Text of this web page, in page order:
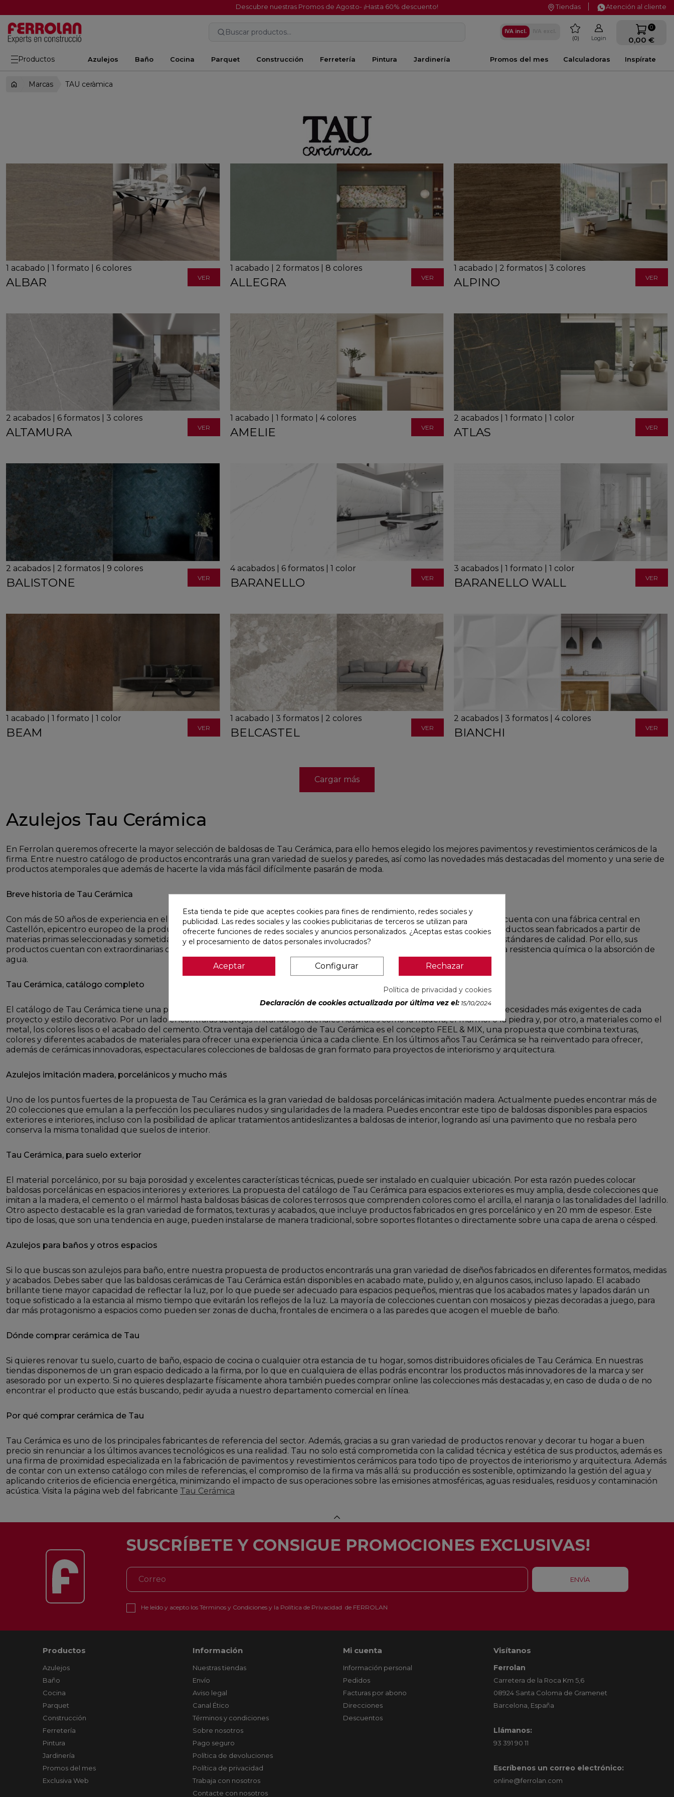
Descubre nuestras Promos de Agosto- ¡Hasta 60% descuento! Tiendas Atención al cliente
Buscar productos... IVA incl. favorite
0 Login
0
0,00 €
Productos Azulejos Baño Cocina Parquet Construcción Ferretería Pintura Jardinería Inspírate
Calculadoras
Promos del mes
Marcas TAU ceràmica
ALBAR VER
1 acabado 1 formato 6 colores
ALLEGRA VER
1 acabado 2 formatos 8 colores
ALPINO VER
1 acabado 2 formatos 3 colores
ALTAMURA VER
2 acabados 6 formatos 3 colores
AMELIE VER
1 acabado 1 formato 4 colores
ATLAS VER
2 acabados 1 formato 1 color
BALISTONE VER
2 acabados 2 formatos 9 colores
BARANELLO VER
4 acabados 6 formatos 1 color
BARANELLO WALL VER
3 acabados 1 formato 1 color
BEAM VER
1 acabado 1 formato 1 color
BELCASTEL VER
1 acabado 3 formatos 2 colores
BIANCHI VER
2 acabados 3 formatos 4 colores
Cargar más
Azulejos Tau Cerámica
En Ferrolan queremos ofrecerte la mayor selección de baldosas de Tau Cerámica, para ello hemos elegido los mejores pavimentos y revestimientos cerámicos de la
firma. Entre nuestro catálogo de productos encontrarás una gran variedad de suelos y paredes, así como las novedades más destacadas del momento y una serie de
productos atemporales que además de hacerte la vida más fácil difícilmente pasarán de moda.
Breve historia de Tau Cerámica
Con más de 50 años de experiencia en el sector de la cerámica, la firma, consolidada como una marca de referencia mundial, cuenta con una fábrica central en
Castellón, epicentro europeo de la producción de baldosas cerámicas. El compromiso de Tau con la calidad hace que sus productos sean fabricados a partir de
materias primas seleccionadas y sometidas a un estricto control de calidad permanente, cumpliendo con los más exigentes estándares de calidad. Por ello, sus
productos cuentan con extraordinarias características técnicas en aspectos tan importantes como la resistencia al desgaste, la resistencia química o la absorción de
agua.
Tau Cerámica, catálogo completo
El catálogo de Tau Cerámica tiene una propuesta para cada espacio y necesidad. El portfolio es muy amplio y cubre con las necesidades más exigentes de cada
proyecto y estilo decorativo. Por un lado encontrarás azulejos imitando a materiales naturales como la madera, el mármol o la piedra y, por otro, a materiales como el
metal, los colores lisos o el acabado del cemento. Otra ventaja del catálogo de Tau Cerámica es el concepto FEEL & MIX, una propuesta que combina texturas,
colores y diferentes acabados de materiales para ofrecer una experiencia única a cada cliente. En los últimos años Tau Cerámica se ha reinventado para ofrecer,
además de cerámicas innovadoras, espectaculares colecciones de baldosas de gran formato para proyectos de interiorismo y arquitectura.
Azulejos imitación madera, porcelánicos y mucho más
Uno de los puntos fuertes de la propuesta de Tau Cerámica es la gran variedad de baldosas porcelánicas imitación madera. Actualmente puedes encontrar más de
20 colecciones que emulan a la perfección los peculiares nudos y singularidades de la madera. Puedes encontrar este tipo de baldosas disponibles para espacios
exteriores e interiores, incluso con la posibilidad de aplicar tratamientos antideslizantes a baldosas de interior, logrando así una pavimento que no resbala pero
conserva la misma tonalidad que suelos de interior.
Tau Cerámica, para suelo exterior
El material porcelánico, por su baja porosidad y excelentes características técnicas, puede ser instalado en cualquier ubicación. Por esta razón puedes colocar
baldosas porcelánicas en espacios interiores y exteriores. La propuesta del catálogo de Tau Cerámica para espacios exteriores es muy amplia, desde colecciones que
imitan a la madera, el cemento o el mármol hasta baldosas básicas de colores terrosos que comprenden colores como el arcilla, el naranja o las tonalidades del ladrillo.
Otro aspecto destacable es la gran variedad de formatos, texturas y acabados, que incluye productos fabricados en gres porcelánico y en 20 mm de espesor. Este
tipo de losas, que son una tendencia en auge, pueden instalarse de manera tradicional, sobre soportes flotantes o directamente sobre una capa de arena o césped.
Azulejos para baños y otros espacios
Si lo que buscas son azulejos para baño, entre nuestra propuesta de productos encontrarás una gran variedad de diseños fabricados en diferentes formatos, medidas
y acabados. Debes saber que las baldosas cerámicas de Tau Cerámica están disponibles en acabado mate, pulido y, en algunos casos, incluso lapado. El acabado
brillante tiene mayor capacidad de reflectar la luz, por lo que puede ser adecuado para espacios pequeños, mientras que los acabados mates y lapados darán un
toque sofisticado a la estancia al mismo tiempo que evitarán los reflejos de la luz. La mayoría de colecciones cuentan con mosaicos y piezas decoradas a juego, para
dar más protagonismo a espacios como pueden ser zonas de ducha, frontales de encimera o a las paredes que acogen el mueble de baño.
Dónde comprar cerámica de Tau
Si quieres renovar tu suelo, cuarto de baño, espacio de cocina o cualquier otra estancia de tu hogar, somos distribuidores oficiales de Tau Cerámica. En nuestras
tiendas disponemos de un gran espacio dedicado a la firma, por lo que en cualquiera de ellas podrás encontrar los productos más innovadores de la marca y ser
asesorado por un experto. Si no quieres desplazarte físicamente ahora también puedes comprar online las colecciones más destacadas y, en caso de duda o de no
encontrar el producto que estás buscando, pedir ayuda a nuestro departamento comercial en línea.
Por qué comprar cerámica de Tau
Tau Cerámica es uno de los principales fabricantes de referencia del sector. Además, gracias a su gran variedad de productos renovar y decorar tu hogar a buen
precio sin renunciar a los últimos avances tecnológicos es una realidad. Tau no solo está comprometida con la calidad técnica y estética de sus productos, además es
una firma de proximidad especializada en la fabricación de pavimentos y revestimientos cerámicos para todo tipo de proyectos de interiorismo y arquitectura. Además
de contar con un extenso catálogo con miles de referencias, el compromiso de la firma va más allá: su producción es sostenible, optimizando la gestión del agua y
aplicando criterios de eficiencia energética, minimizando el impacto de sus operaciones sobre las emisiones atmosféricas, aguas residuales, residuos y contaminación
acústica. Visita la página web del fabricante Tau Cerámica
SUSCRÍBETE Y CONSIGUE PROMOCIONES EXCLUSIVAS!
He leído y acepto los Términos y Condicionesy la Política de Privacidad de FERROLAN
Productos
Azulejos
Baño
Cocina
Parquet
Construcción
Ferretería
Pintura
Jardinería
Promos del mes
Exclusiva Web
Información
Nuestras tiendas
Envío
Aviso legal
Canal Ético
Términos y condiciones
Sobre nosotros
Pago seguro
Política de devoluciones
Política de privacidad
Trabaja con nosotros
Contacte con nosotros
Mi cuenta
Información personal
Pedidos
Facturas por abono
Direcciones
Descuentos
Visítanos
Ferrolan
Carretera de la Roca Km 5,6
08924 Santa Coloma de Gramenet
Barcelona, España
Llámanos:
93 391 90 11
Escríbenos un correo electrónico:
online@ferrolan.com
Esta tienda te pide que aceptes cookies para fines de rendimiento, redes sociales y
publicidad. Las redes sociales y las cookies publicitarias de terceros se utilizan para
ofrecerte funciones de redes sociales y anuncios personalizados. ¿Aceptas estas cookies
y el procesamiento de datos personales involucrados?
Aceptar Configurar Rechazar
Política de privacidad y cookies
Declaración de cookies actualizada por última vez el: 15/10/2024